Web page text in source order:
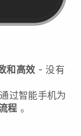
和高效 - 没有
过智能手机为
程 。